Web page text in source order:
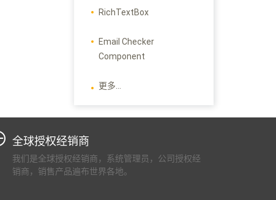
RichTextBox
Email Checker
Component
更多...
全球授权经销商
我们是全球授权经销商，系统管理员，公司授权经
销商，销售产品遍布世界各地。